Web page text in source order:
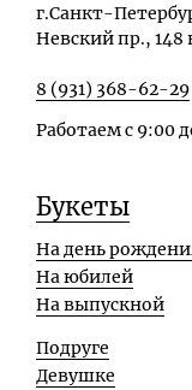
г.Санкт-
Невский пр., 148
8 (931) 368-62-29
Работаем с 9:00
Букеты
На день
На юбилей
На выпускной
Подруге
Девушке